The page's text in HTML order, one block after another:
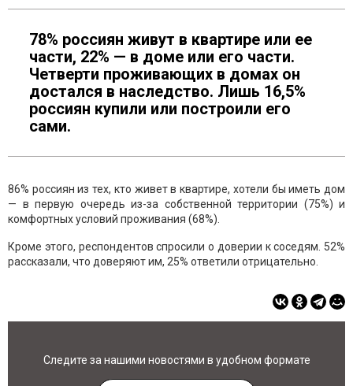
78% россиян живут в квартире или ее
части, 22% — в доме или его части.
Четверти проживающих в домах он
достался в наследство. Лишь 16,5%
россиян купили или построили его
сами.
86% россиян из тех, кто живет в квартире, хотели бы иметь дом
— в первую очередь из-за собственной территории (75%) и
комфортных условий проживания (68%).
Кроме этого, респондентов спросили о доверии к соседям. 52%
рассказали, что доверяют им, 25% ответили отрицательно.
Следите за нашими новостями в удобном формате